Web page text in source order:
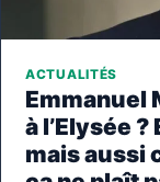
ACTUALITÉS
Emmanuel
à l’Elysée
mais aussi